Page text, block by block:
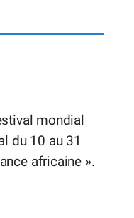
mondial
du 10 au 31
africaine ».